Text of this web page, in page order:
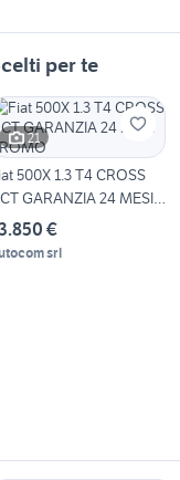
per te
21
500X 1.3 T4 CROSS
GARANZIA 24 MESI
€
srl